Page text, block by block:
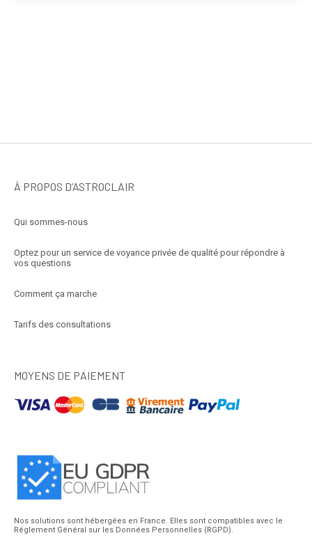
À PROPOS D’ASTROCLAIR
Qui sommes-nous
Optez pour un service de voyance privée de qualité pour répondre à
vos questions
Comment ça marche
Tarifs des consultations
MOYENS DE PAIEMENT
Nos solutions sont hébergées en France. Elles sont compatibles avec le
Réglement Général sur les Données Personnelles (RGPD).